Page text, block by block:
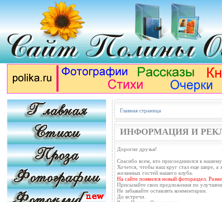
Главная страница
ИНФОРМАЦИЯ И
Дорогие друзья!
Спасибо всем, кто присоединился к
Хочется, чтобы наш круг стал еще шире, а
желанных гостей нашего клуба.
На сайте появился новый фотораздел.
Присылайте свои предложения по
Не забывайте оставлять комментарии.
До встречи.